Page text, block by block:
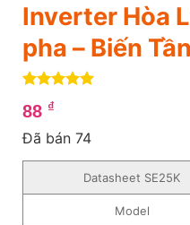
Inverter Hòa
pha – Biến
trên 5
dựa trên
88 ₫
Đã bán 74
Datasheet SE25K
Model